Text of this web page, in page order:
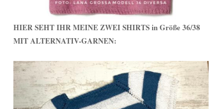
HIER SEHT IHR MEINE ZWEI SHIRTS in Größe 36/38
MIT ALTERNATIV-GARNEN: